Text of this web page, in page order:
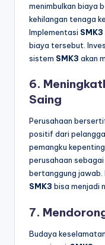
menimbulkan biaya
kehilangan tenaga
Implementasi SMK3
biaya tersebut.
sistem SMK3 akan
6.
Saing
Perusahaan
positif dari
pemangku
perusahaan
bertanggung
SMK3 bisa menjadi
7.
Budaya